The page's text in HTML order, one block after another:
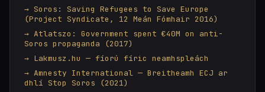
Soros: Saving Refugees to Save Europe
(Project Syndicate, 12 Meán Fómhair 2016)
Atlatszo: Government spent €40M on anti-
Soros propaganda (2017)
Lakmusz.hu — fíorú fíric neamhspleách
Amnesty International — Breitheamh ECJ ar
dhlí Stop Soros (2021)